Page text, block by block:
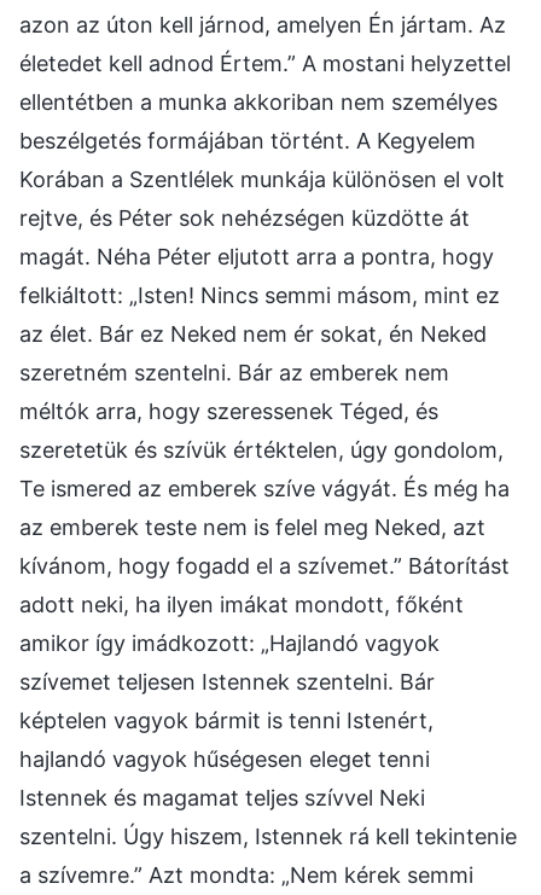
azon az úton kell járnod, amelyen Én jártam. Az
életedet kell adnod Értem.” A mostani helyzettel
ellentétben a munka akkoriban nem személyes
beszélgetés formájában történt. A Kegyelem
Korában a Szentlélek munkája különösen el volt
rejtve, és Péter sok nehézségen küzdötte át
magát. Néha Péter eljutott arra a pontra, hogy
felkiáltott: „Isten! Nincs semmi másom, mint ez
az élet. Bár ez Neked nem ér sokat, én Neked
szeretném szentelni. Bár az emberek nem
méltók arra, hogy szeressenek Téged, és
szeretetük és szívük értéktelen, úgy gondolom,
Te ismered az emberek szíve vágyát. És még ha
az emberek teste nem is felel meg Neked, azt
kívánom, hogy fogadd el a szívemet.” Bátorítást
adott neki, ha ilyen imákat mondott, főként
amikor így imádkozott: „Hajlandó vagyok
szívemet teljesen Istennek szentelni. Bár
képtelen vagyok bármit is tenni Istenért,
hajlandó vagyok hűségesen eleget tenni
Istennek és magamat teljes szívvel Neki
szentelni. Úgy hiszem, Istennek rá kell tekintenie
a szívemre.” Azt mondta: „Nem kérek semmi